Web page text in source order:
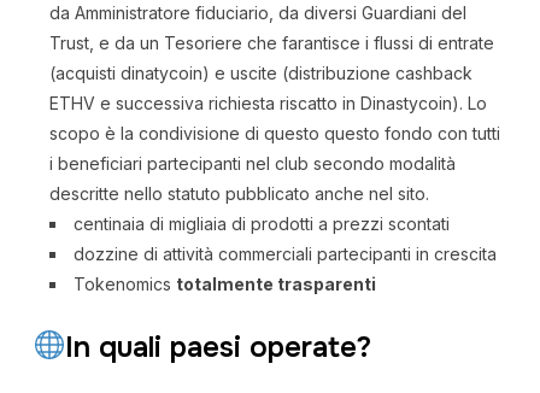
da Amministratore fiduciario, da diversi Guardiani del
Trust, e da un Tesoriere che farantisce i flussi di entrate
(acquisti dinatycoin) e uscite (distribuzione cashback
ETHV e successiva richiesta riscatto in Dinastycoin). Lo
scopo è la condivisione di questo questo fondo con tutti
i beneficiari partecipanti nel club secondo modalità
descritte nello statuto pubblicato anche nel sito.
centinaia di migliaia di prodotti a prezzi scontati
dozzine di attività commerciali partecipanti in crescita
Tokenomics totalmente trasparenti
In quali paesi operate?